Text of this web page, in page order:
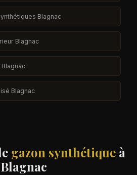
Blagnac
Blagnac
Blagnac
gazon synthétiqueà
Blagnac